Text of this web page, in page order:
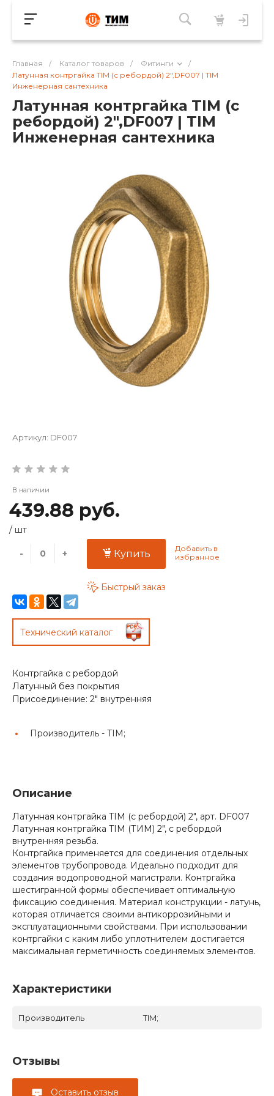
Главная / Каталог товаров / Фитинги
/
Латунная контргайка TIM (с ребордой) 2",DF007 | TIM
Инженерная сантехника
Латунная контргайка TIM (с
ребордой) 2",DF007 | TIM
Инженерная сантехника
Артикул: DF007
В наличии
439.88 руб.
/ шт
- + Купить
Быстрый заказ
Технический каталог
Контргайка с ребордой
Латунный без покрытия
Присоединение: 2" внутренняя
Производитель - TIM;
Описание
Латунная контргайка TIM (с ребордой) 2", арт. DF007
Латунная контргайка TIM (ТИМ) 2", с ребордой
внутренняя резьба.
Контргайка применяется для соединения отдельных
элементов трубопровода. Идеально подходит для
создания водопроводной магистрали. Контргайка
шестигранной формы обеспечивает оптимальную
фиксацию соединения. Материал конструкции - латунь,
которая отличается своими антикоррозийными и
эксплуатационными свойствами. При использовании
контргайки с каким либо уплотнителем достигается
максимальная герметичность соединяемых элементов.
Характеристики
Производитель TIM;
Отзывы
Оставить отзыв